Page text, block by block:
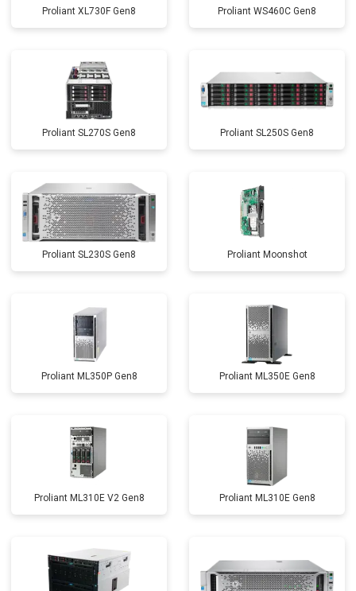
Proliant XL730F Gen8 Proliant WS460C Gen8
Proliant SL270S Gen8 Proliant SL250S Gen8
Proliant SL230S Gen8 Proliant Moonshot
Proliant ML350P Gen8 Proliant ML350E Gen8
Proliant ML310E V2 Gen8 Proliant ML310E Gen8